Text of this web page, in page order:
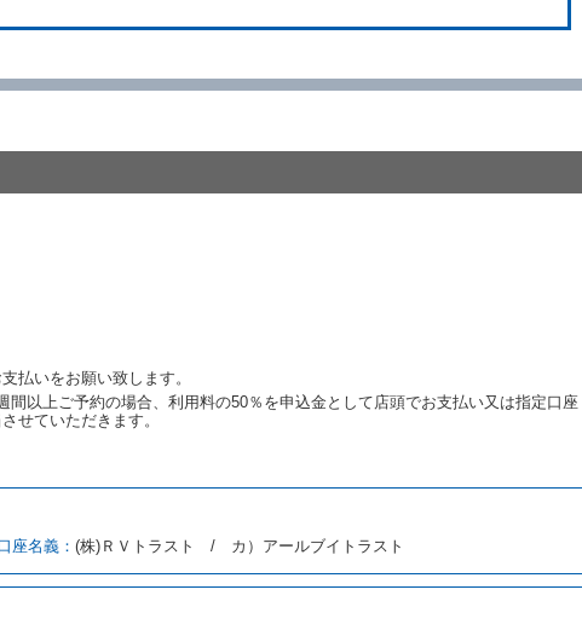
き予約時と同一の借受条件でレンタカー提携先の代替レンタカーを貸し
予約を取り消すことができるものとします。
なかったことについて、第４条及び第５条に定める場合を除き、相互に
る貸渡料金を支払うものとします。
務と定められた事項を遵守するものとします。
運転免許証の写しを添付するため、貸渡契約の締結にあたり、借受人に
払いをお願い致します。
以上ご予約の場合、利用料の50％を申込金として店頭でお支払い又は指定口座
せていただきます。
座名義： (株)ＲＶトラスト / カ）アールブイトラスト